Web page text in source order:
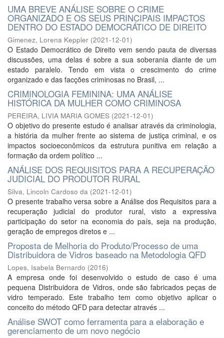
UMA BREVE ANÁLISE SOBRE O CRIME
ORGANIZADO E OS SEUS PRINCIPAIS IMPACTOS
DENTRO DO ESTADO DEMOCRÁTICO DE DIREITO
Gimenez, Lorena Keppler (2021-12-01)
O Estado Democrático de Direito vem sendo pauta de diversas
discussões, uma delas é sobre a sua soberania diante de um
estado paralelo. Tendo em vista o crescimento do crime
organizado e das facções criminosas no Brasil, ...
CRIMINOLOGIA FEMININA: UMA ANÁLISE
HISTÓRICA DA MULHER COMO CRIMINOSA
PEREIRA, LIVIA MARIA GOMES (2021-12-01)
O objetivo do presente estudo é analisar através da criminologia,
a história da mulher frente ao sistema de justiça criminal, e os
impactos socioeconômicos da estrutura punitiva em relação a
formação da ordem político ...
ANÁLISE DOS REQUISITOS PARA A RECUPERAÇÃO
JUDICIAL DO PRODUTOR RURAL
Silva, Lincoln Cardoso da (2021-12-01)
O presente trabalho versa sobre a Análise dos Requisitos para a
recuperação judicial do produtor rural, visto a expressiva
participação do setor na economia do país, seja na produção,
geração de empregos diretos e ...
Proposta de Melhoria do Produto/Processo de uma
Distribuidora de Vidros baseado na Metodologia QFD
Lopes, Isabela Bernardo (2016)
A empresa onde foi desenvolvido o estudo de caso é uma
pequena Distribuidora de Vidros, onde são fabricados peças de
vidro temperado. Este trabalho tem como objetivo aplicar o
conceito do método QFD para detectar através ...
Análise SWOT como ferramenta para a elaboração e
gerenciamento de um novo negócio